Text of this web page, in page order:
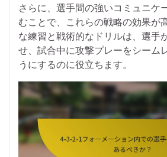
さらに、選手間の強いコミュニケ
むことで、これらの戦略の効果が
な練習と戦術的なドリルは、選手
せ、試合中に攻撃プレーをシーム
うにするのに役立ちます。